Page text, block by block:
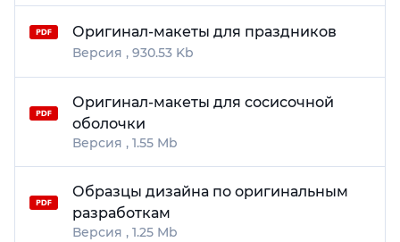
Оригинал-макеты для праздников
930.53 Kb
Оригинал-макеты для сосисочной
оболочки
1.55 Mb
Образцы дизайна по оригинальным
разработкам
1.25 Mb